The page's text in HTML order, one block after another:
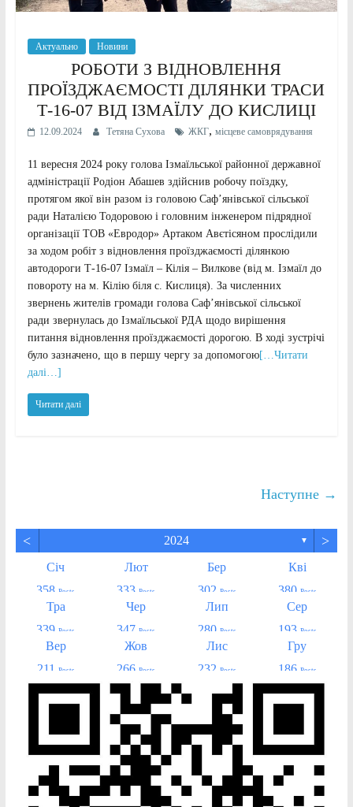
Актуально Новини
РОБОТИ З ВІДНОВЛЕННЯ
ПРОЇЗДЖАЄМОСТІ ДІЛЯНКИ ТРАСИ
Т-16-07 ВІД ІЗМАЇЛУ ДО КИСЛИЦІ
12.09.2024 Тетяна Сухова ЖКГ, місцеве самоврядування
11 вересня 2024 року голова Ізмаїльської районної державної
адміністрації Родіон Абашев здійснив робочу поїздку,
протягом якої він разом із головою Саф’янівської сільської
ради Наталією Тодоровою і головним інженером підрядної
організації ТОВ «Евродор» Артаком Авєтісяном прослідили
за ходом робіт з відновлення проїзджаємості ділянкою
автодороги Т-16-07 Ізмаїл – Кілія – Вилкове (від м. Ізмаїл до
повороту на м. Кілію біля с. Кислиця). За численних
звернень жителів громади голова Саф’янівської сільської
ради звернулась до Ізмаїльської РДА щодо вирішення
питання відновлення проїзджаємості дорогою. В ході зустрічі
було зазначено, що в першу чергу за допомогою[…Читати
далі…]
Читати далі
Наступне →
< 2024 ▼ >
Січ
358 Posts
Лют
333 Posts
Бер
302 Posts
Кві
380 Posts
Тра
339 Posts
Чер
347 Posts
Лип
280 Posts
Сер
193 Posts
Вер
211
Posts
Жов
266 Posts
Лис
232 Posts
Гру
186 Posts